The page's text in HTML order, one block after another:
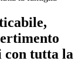
con tutta la